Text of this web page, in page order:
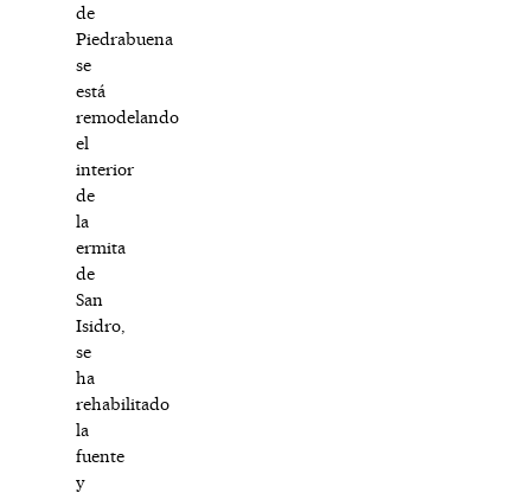
de
Piedrabuena
se
está
remodelando
el
interior
de
la
ermita
de
San
Isidro,
se
ha
rehabilitado
la
fuente
y